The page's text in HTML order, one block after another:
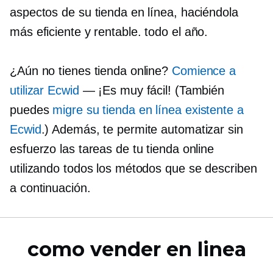
aspectos de su tienda en línea, haciéndola
más eficiente y rentable.todo el año.
¿Aún no tienes tienda online? Comience a
utilizar Ecwid — ¡Es muy fácil! (También
puedes migre su tienda en línea existente a
Ecwid.) Además, te permite automatizar sin
esfuerzo las tareas de tu tienda online
utilizando todos los métodos que se describen
a continuación.
como vender en linea